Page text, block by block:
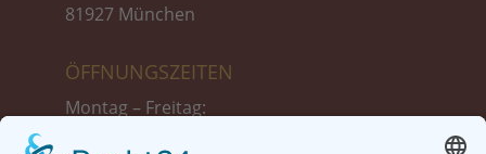
81927 München
ÖFFNUNGSZEITEN
Montag – Freitag: